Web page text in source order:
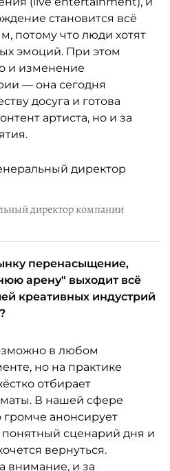
становится всё
потому что люди хотят
эмоций. При этом
и изменение
— она сегодня
досуга и готова
артиста, но и за
директор компании
перенасыщение,
арену" выходит всё
креативных индустрий
в любом
но на практике
отбирает
В нашей сфере
громче анонсирует
понятный сценарий дня и
вернуться.
внимание, и за